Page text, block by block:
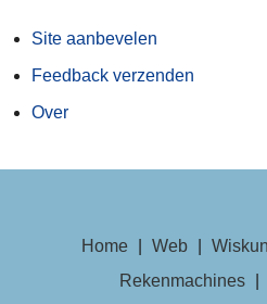
Site aanbevelen
Feedback verzenden
Over
Home Web
Rekenmachines